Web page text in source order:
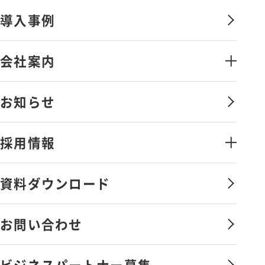
ス
情報セキュリティソリューション
金融証券データソリューション
その他のソリューション
導入事例
会社案内
沿革
会社憲章
お知らせ
採用情報
福利厚生・社内制度
社員を知る
新卒採用
資料ダウンロード
お問い合わせ